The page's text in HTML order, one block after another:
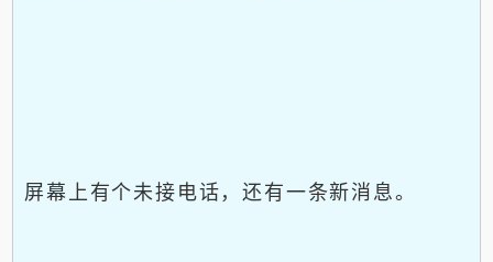
屏幕上有个未接电话，还有一条新消息。